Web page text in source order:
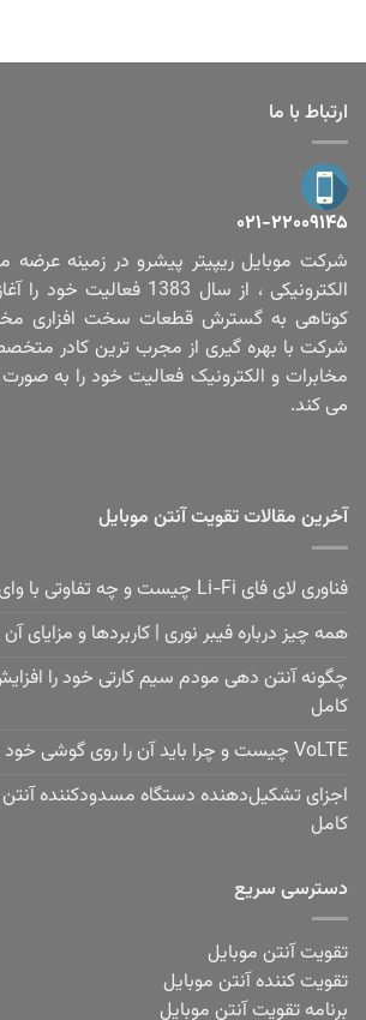
ارتباط با ما
۰۲۱-۲۲۰۰۹۱۴۵
شرکت موبایل ریپیتر پیشرو در زمینه عرضه
الکترونیکی ، از سال 1383
کوتاهی به گسترش قطعات سخت افزاری
شرکت با بهره گیری از مجرب ترین کادر
مخابرات و الکترونیک فعالیت خود را به
می کند.
آخرین مقالات تقویت آنتن موبایل
فناوری لای فای Li-Fi چیست و چه تفاوتی با وای فای Wi-Fi دارد؟
همه چیز درباره فیبر نوری | کاربردها و مزایای
چگونه آنتن دهی مودم سیم کارتی خود را
کامل
VoLTE چیست و چرا باید آن را روی گوشی خود فعال کنید؟
اجزای تشکیل‌دهنده دستگاه مسدودکننده آنتن
کامل
دسترسی سریع
تقویت آنتن موبایل
تقویت کننده آنتن موبایل
برنامه تقویت آنتن موبایل